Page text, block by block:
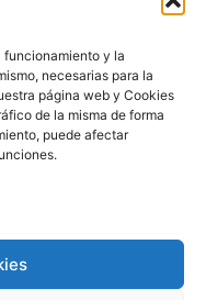
funcionamiento y la
necesarias para la
página web y Cookies
de la misma de forma
puede afectar
Rights Reserved